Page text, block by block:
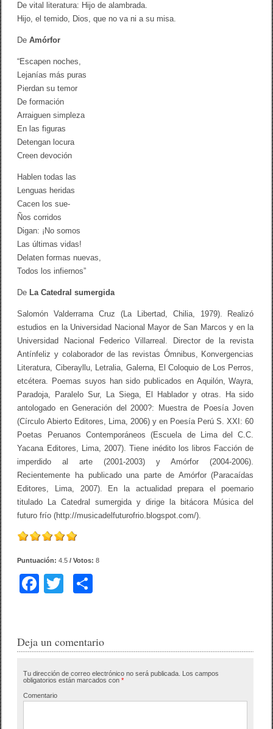
De vital literatura: Hijo de alambrada.
Hijo, el temido, Dios, que no va ni a su misa.
DeAmórfor
“Escapen noches,
Lejanías más puras
Pierdan su temor
De formación
Arraiguen simpleza
En las figuras
Detengan locura
Creen devoción
Hablen todas las
Lenguas heridas
Cacen los sue-
Ños corridos
Digan: ¡No somos
Las últimas vidas!
Delaten formas nuevas,
Todos los infiernos”
De La Catedral sumergida
Salomón Valderrama Cruz (La Libertad, Chilia, 1979). Realizó
estudios en la Universidad Nacional Mayor de San Marcos y en la
Universidad Nacional Federico Villarreal. Director de la revista
Antínfeliz y colaborador de las revistas Ómnibus, Konvergencias
Literatura, Ciberayllu, Letralia, Galerna, El Coloquio de Los Perros,
etcétera. Poemas suyos han sido publicados en Aquilón, Wayra,
Paradoja, Paralelo Sur, La Siega, El Hablador y otras. Ha sido
antologado en Generación del 2000?: Muestra de Poesía Joven
(Círculo Abierto Editores, Lima, 2006) y en Poesía Perú S. XXI: 60
Poetas Peruanos Contemporáneos (Escuela de Lima del C.C.
Yacana Editores, Lima, 2007). Tiene inédito los libros Facción de
imperdido al arte (2001-2003) y Amórfor (2004-2006).
Recientemente ha publicado una parte de Amórfor (Paracaídas
Editores, Lima, 2007). En la actualidad prepara el poemario
titulado La Catedral sumergida y dirige la bitácora Música del
futuro frío (http://musicadelfuturofrio.blogspot.com/).
Puntuación:4.5 / Votos:8
F
e
o
o
er p
tir
Deja un comentario
Tu dirección de correo electrónico no será publicada. Los campos
obligatorios están marcados con*
Comentario